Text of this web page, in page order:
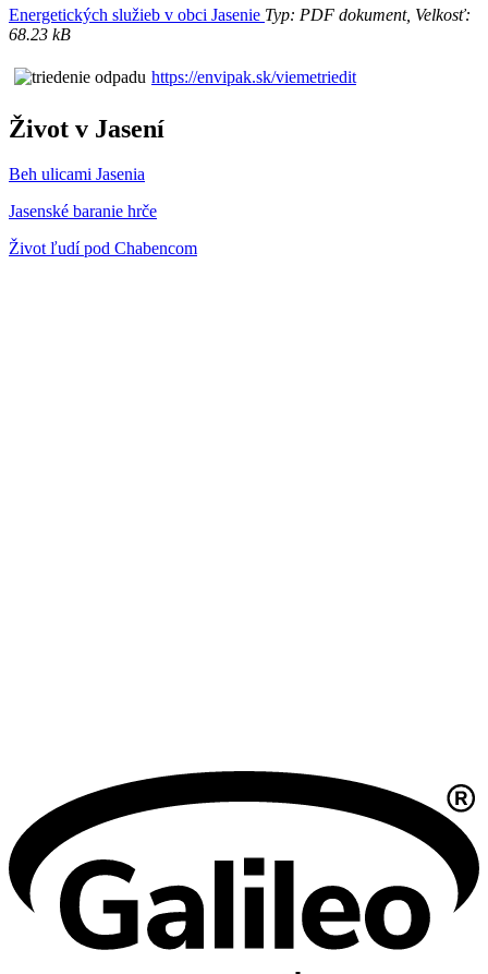
Energetických služieb v obci Jasenie Typ: PDF dokument, Velkosť:
68.23 kB
https://envipak.sk/viemetriedit
Život v Jasení
Beh ulicami Jasenia
Jasenské baranie hrče
Život ľudí pod Chabencom